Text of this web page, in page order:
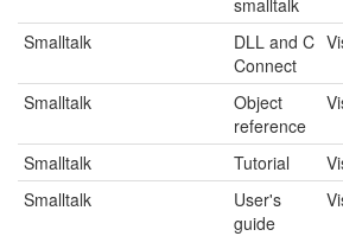
Smalltalk
DLL and C
Connect
Smalltalk
Object
reference
Smalltalk Tutorial
Smalltalk
User's
guide